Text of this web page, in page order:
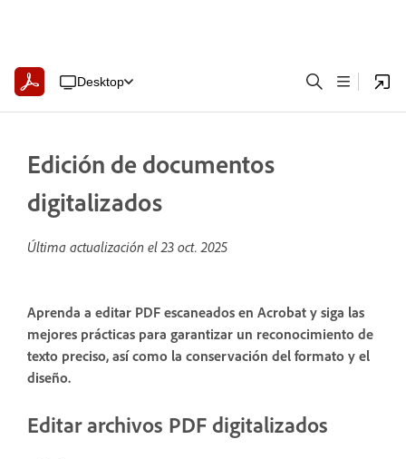
Desktop
Edición de documentos
digitalizados
Última actualización el23 oct. 2025
Aprenda a editar PDF escaneados en Acrobat y siga las
mejores prácticas para garantizar un reconocimiento de
texto preciso, así como la conservación del formato y el
diseño.
Editar archivos PDF digitalizados